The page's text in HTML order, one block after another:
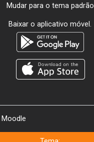
Mudar para o tema padrão
Baixar o aplicativo móvel.
Moodle